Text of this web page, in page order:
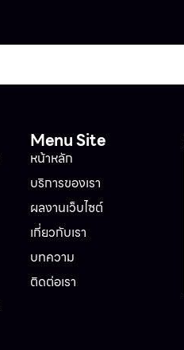
Menu Site
หน้าหลัก
บริการของเรา
ผลงานเว็บไซต์
เกี่ยวกับเรา
บทความ
ติดต่อเรา